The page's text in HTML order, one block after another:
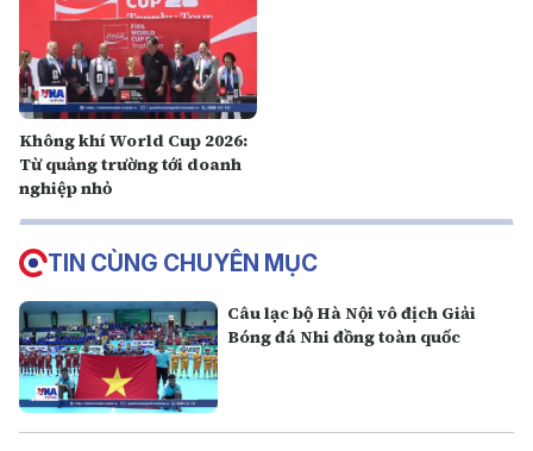
Không khí World Cup 2026:
Từ quảng trường tới doanh
nghiệp nhỏ
TIN CÙNG CHUYÊN MỤC
Câu lạc bộ Hà Nội vô địch Giải
Bóng đá Nhi đồng toàn quốc